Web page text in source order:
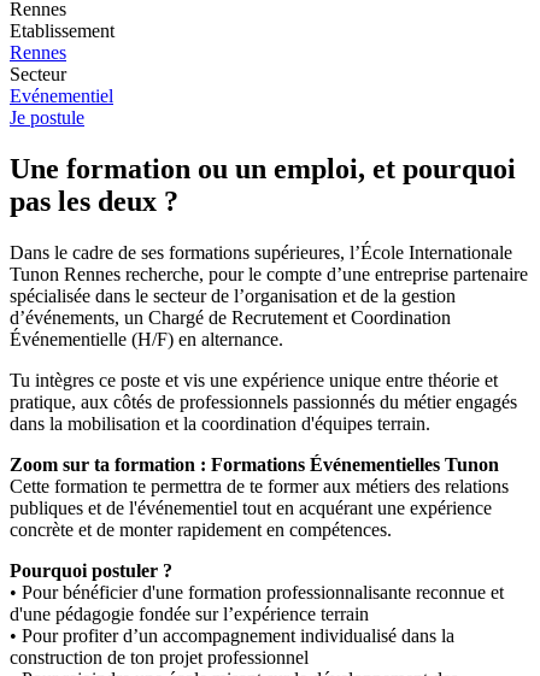
Rennes
Etablissement
Rennes
Secteur
Evénementiel
Je postule
Une formation ou un emploi, et pourquoi
pas les deux ?
Dans le cadre de ses formations supérieures, l’École Internationale
Tunon Rennes recherche, pour le compte d’une entreprise partenaire
spécialisée dans le secteur de l’organisation et de la gestion
d’événements, un Chargé de Recrutement et Coordination
Événementielle (H/F) en alternance.
Tu intègres ce poste et vis une expérience unique entre théorie et
pratique, aux côtés de professionnels passionnés du métier engagés
dans la mobilisation et la coordination d'équipes terrain.
Zoom sur ta formation : Formations Événementielles Tunon
Cette formation te permettra de te former aux métiers des relations
publiques et de l'événementiel tout en acquérant une expérience
concrète et de monter rapidement en compétences.
Pourquoi postuler ?
• Pour bénéficier d'une formation professionnalisante reconnue et
d'une pédagogie fondée sur l’expérience terrain
• Pour profiter d’un accompagnement individualisé dans la
construction de ton projet professionnel